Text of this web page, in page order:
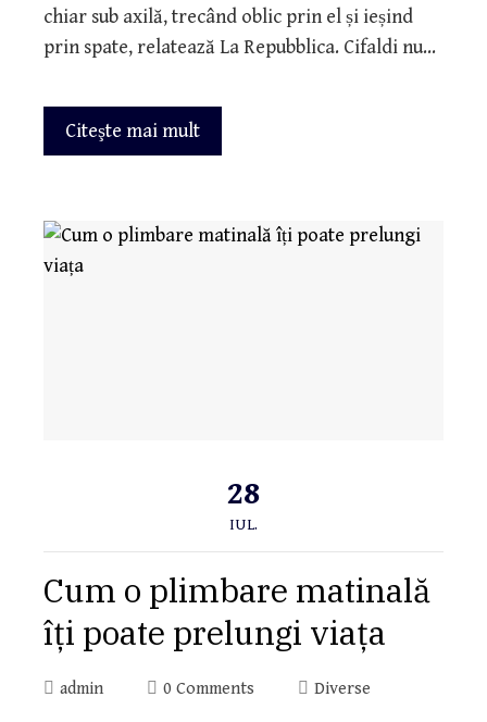
chiar sub axilă, trecând oblic prin el și ieșind
prin spate, relatează La Repubblica. Cifaldi nu…
Citeşte mai mult
28
IUL.
Cum o plimbare matinală
îți poate prelungi viața
admin 0 Comments Diverse